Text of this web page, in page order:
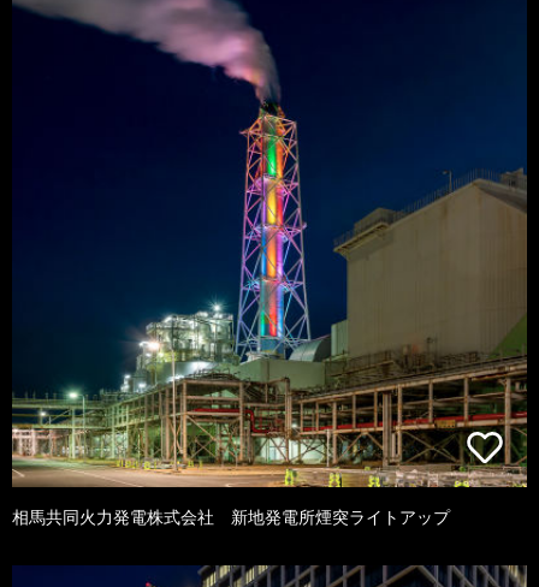
相馬共同火力発電株式会社 新地発電所煙突ライトアップ